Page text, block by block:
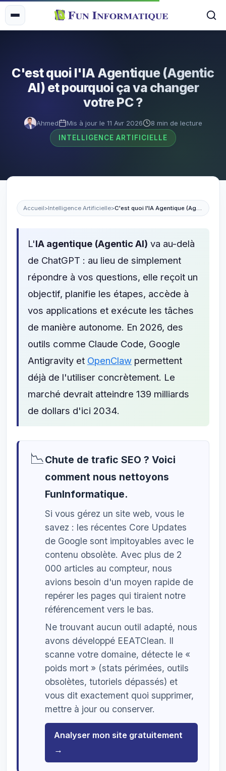
C'est quoi l'IA Agentique (Agentic
AI) et pourquoi ça va changer
votre PC ?
Ahmed Mis à jour le 11 Avr 2026
8 min de lecture
INTELLIGENCE ARTIFICIELLE
Accueil>Intelligence Artificielle> C'est quoi l'IA Agentique (Agentic AI)
L'IA agentique (Agentic AI) va au-delà
de ChatGPT : au lieu de simplement
répondre à vos questions, elle reçoit un
objectif, planifie les étapes, accède à
vos applications et exécute les tâches
de manière autonome. En 2026, des
outils comme Claude Code, Google
Antigravity et OpenClaw permettent
déjà de l'utiliser concrètement. Le
marché devrait atteindre 139 milliards
de dollars d'ici 2034.
📉Chute de trafic SEO ? Voici
comment nous nettoyons
FunInformatique.
Si vous gérez un site web, vous le
savez : les récentes Core Updates
de Google sont impitoyables avec le
contenu obsolète. Avec plus de 2
000 articles au compteur, nous
avions besoin d'un moyen rapide de
repérer les pages qui tiraient notre
référencement vers le bas.
Ne trouvant aucun outil adapté, nous
avons développé EEATClean. Il
scanne votre domaine, détecte le «
poids mort » (stats périmées, outils
obsolètes, tutoriels dépassés) et
vous dit exactement quoi supprimer,
mettre à jour ou conserver.
Analyser mon site gratuitement
→